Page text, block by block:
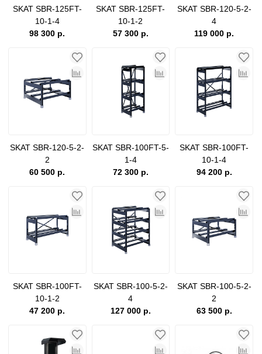
SKAT SBR-125FT-
10-1-4
98 300 р.
SKAT SBR-125FT-
10-1-2
57 300 р.
SKAT SBR-120-5-2-
4
119 000 р.
SKAT SBR-120-5-2-
2
60 500 р.
SKAT SBR-100FT-5-
1-4
72 300 р.
SKAT SBR-100FT-
10-1-4
94 200 р.
SKAT SBR-100FT-
10-1-2
47 200 р.
SKAT SBR-100-5-2-
4
127 000 р.
SKAT SBR-100-5-2-
2
63 500 р.